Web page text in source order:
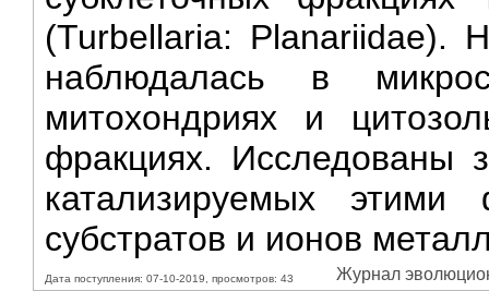
(Turbellaria: Planariidae).
наблюдалась в
митохондриях и
фракциях. Исследованы
катализируемых этими
субстратов и ионов
Дата поступления: 07-10-2019, просмотров: 43 Журнал